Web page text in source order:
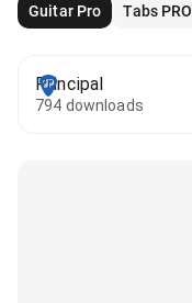
Guitar Pro Tabs PRO
Principal
794 downloads